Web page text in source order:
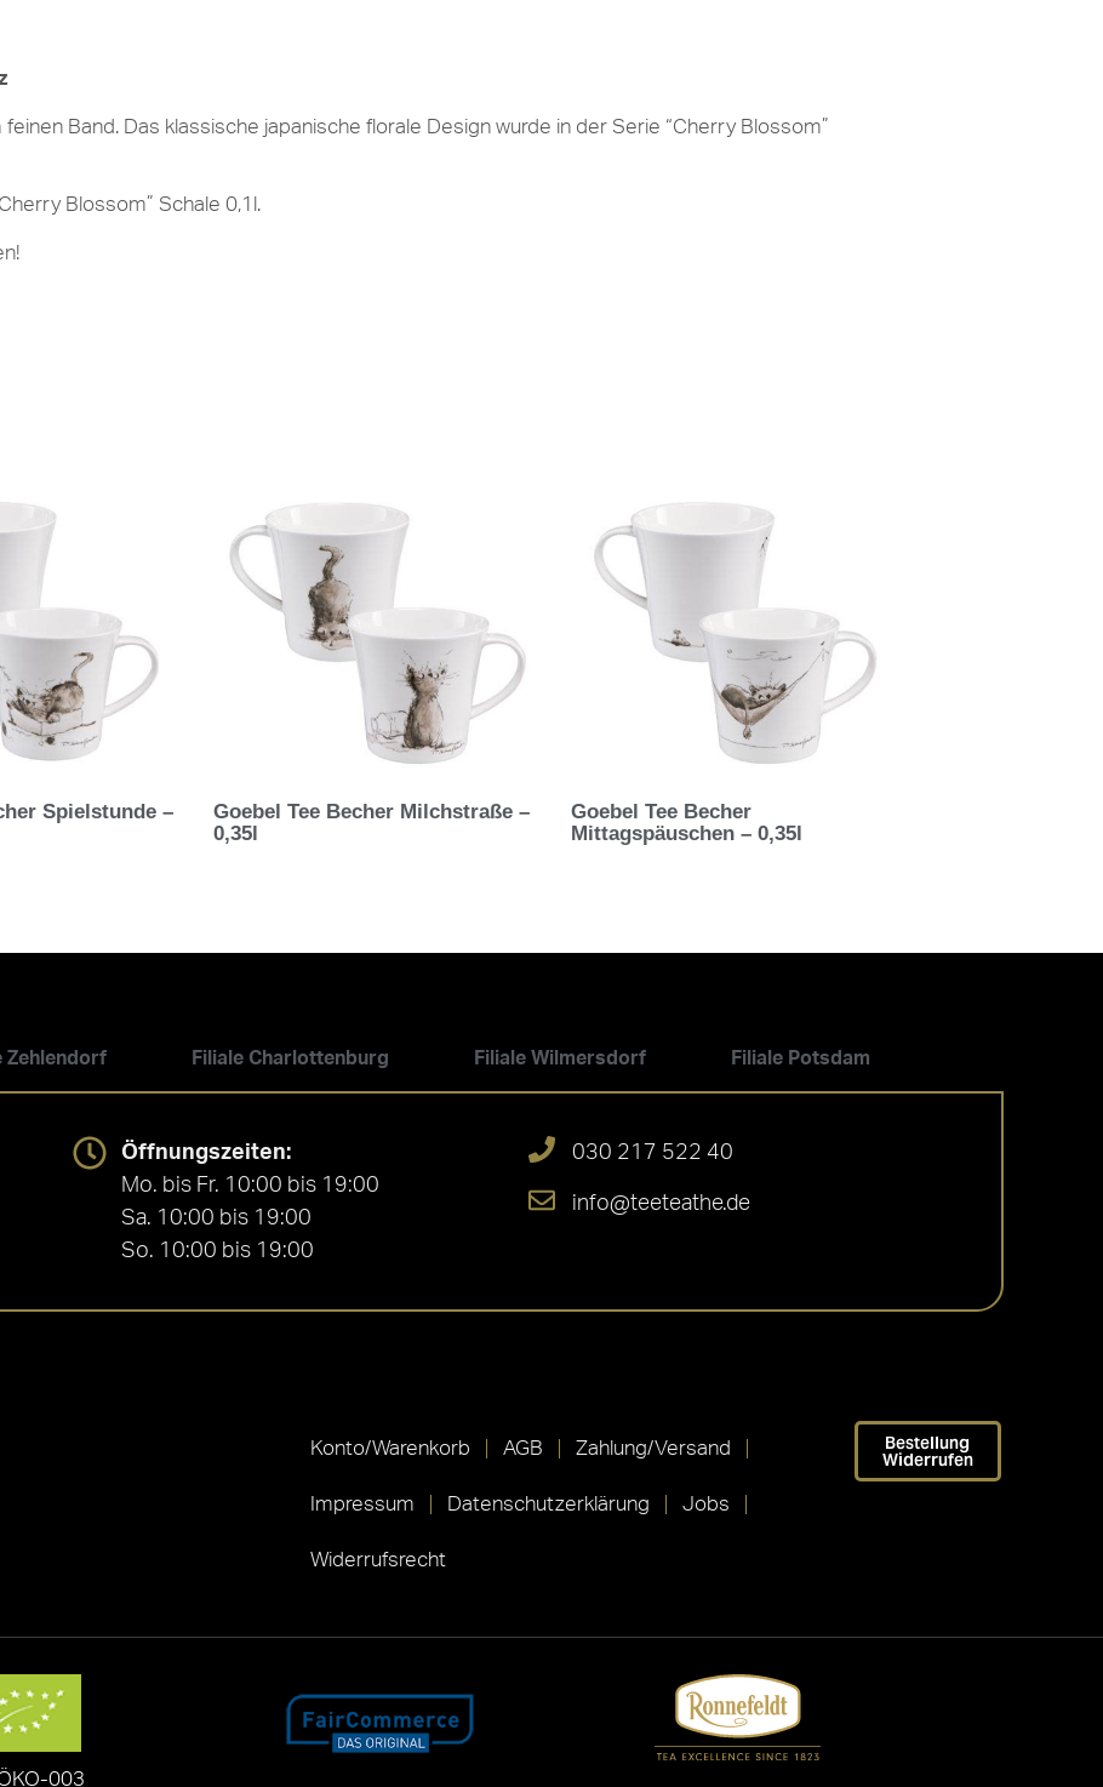
Band. Das klassische japanische florale Design wurde in der Serie “Cherry Blossom”
Blossom” Schale 0,1l.
Spielstunde –
Goebel Tee Becher Milchstraße –
0,35l
Goebel Tee Becher
Mittagspäuschen – 0,35l
Zehlendorf Filiale Charlottenburg Filiale Wilmersdorf Filiale Potsdam
Öffnungszeiten:
Mo. bis Fr. 10:00 bis 19:00
Sa. 10:00 bis 19:00
So. 10:00 bis 19:00
030 217 522 40
info@teeteathe.de
Konto/Warenkorb AGB Zahlung/Versand
Impressum Datenschutzerklärung Jobs
Widerrufsrecht
Bestellung
Widerrufen
003